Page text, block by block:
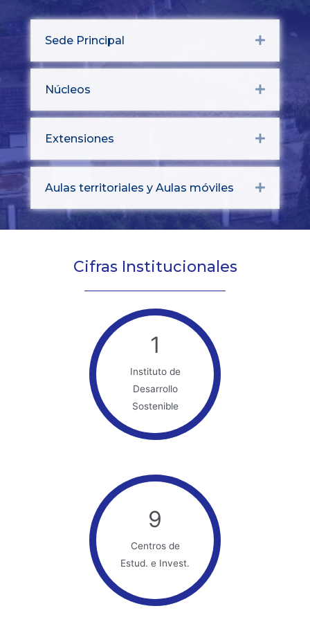
Sede Principal Expand
Núcleos Expand
Extensiones Expand
Aulas territoriales y Aulas móviles Expand
Cifras Institucionales
1
Instituto de
Desarrollo
Sostenible
9
Centros de
Estud. e Invest.